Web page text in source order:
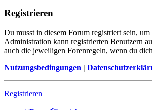
Registrieren
Du musst in diesem Forum registriert sein,
Administration kann registrierten Benutzern
auch die jeweiligen Forenregeln, wenn du
Nutzungsbedingungen |
Registrieren